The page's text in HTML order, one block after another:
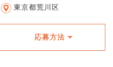
東京都荒川区
応募方法